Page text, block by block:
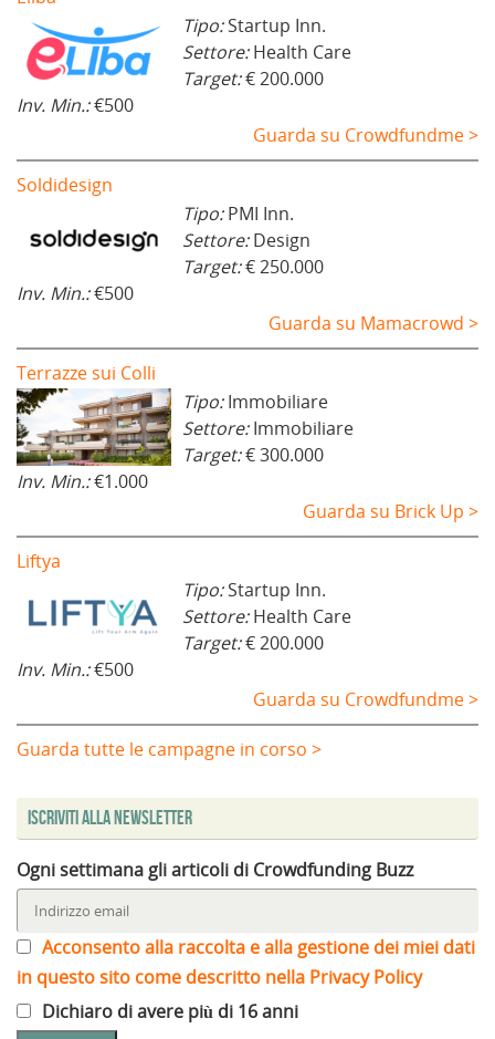
Tipo:Startup Inn.
Settore:Health Care
Target:€ 200.000
Inv. Min.:€500
Guarda su Crowdfundme >
Soldidesign
Tipo:PMI Inn.
Settore:Design
Target:€ 250.000
Inv. Min.:€500
Guarda su Mamacrowd >
Terrazze sui Colli
Tipo:Immobiliare
Settore:Immobiliare
Target:€ 300.000
Inv. Min.:€1.000
Guarda su Brick Up >
Liftya
Tipo:Startup Inn.
Settore:Health Care
Target:€ 200.000
Inv. Min.:€500
Guarda su Crowdfundme >
Guarda tutte le campagne in corso >
Iscriviti alla Newsletter
Ogni settimana gli articoli di Crowdfunding Buzz
Acconsento alla raccolta e alla gestione dei miei dati
in questo sito come descritto nella Privacy Policy
Dichiaro di avere più di 16 anni